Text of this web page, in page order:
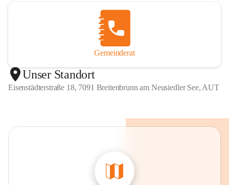
Gemeinderat
Unser Standort
Eisenstädterstraße 18, 7091 Breitenbrunn am Neusiedler See, AUT